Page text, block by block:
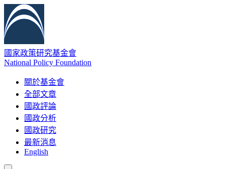
國家政策研究基金會
National Policy Foundation
關於基金會
全部文章
國政評論
國政分析
國政研究
最新消息
English